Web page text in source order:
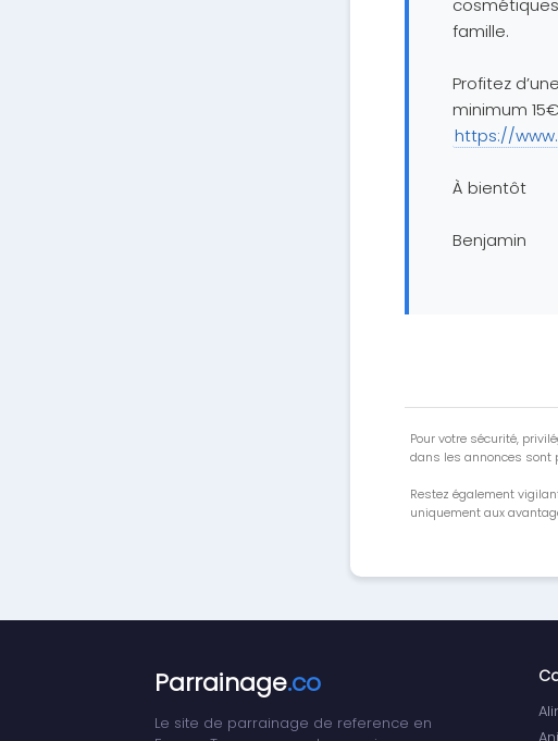
famille.
Profitez
minimum
https://
À bientôt
Benjamin
Pour votre sécurité,
dans les annonces sont
Restez également
uniquement aux
Parrainage.co
Le site de parrainage de reference en